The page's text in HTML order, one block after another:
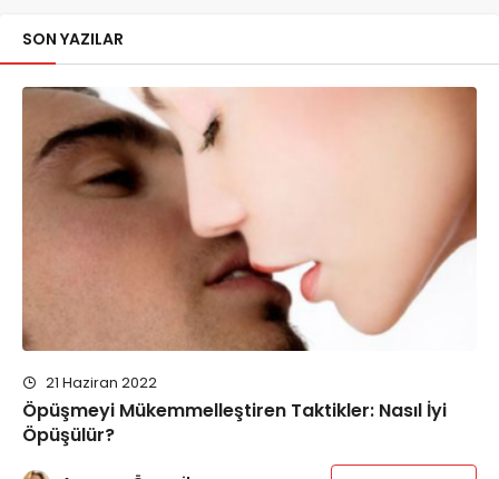
SON YAZILAR
21 Haziran 2022
Öpüşmeyi Mükemmelleştiren Taktikler: Nasıl İyi
Öpüşülür?